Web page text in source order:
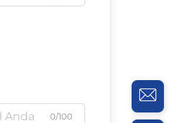
0/100